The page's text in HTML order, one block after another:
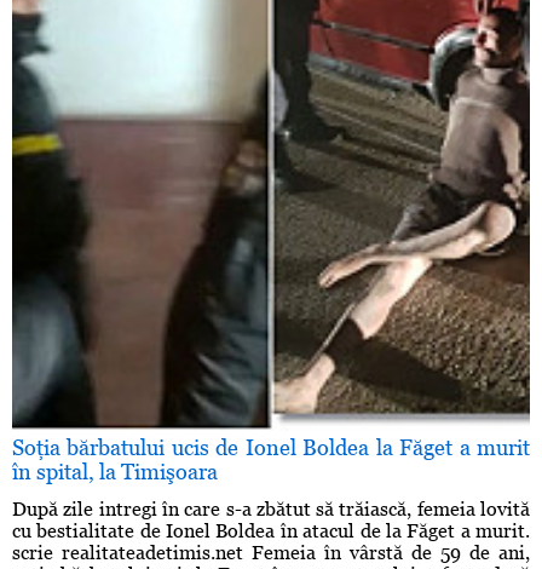
Soţia bărbatului ucis de Ionel Boldea la Făget a murit
în spital, la Timişoara
După zile intregi în care s-a zbătut să trăiască, femeia lovită
cu bestialitate de Ionel Boldea în atacul de la Făget a murit.
scrie realitateadetimis.net Femeia în vârstă de 59 de ani,